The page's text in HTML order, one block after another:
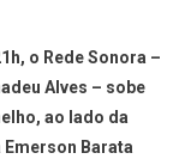
o Rede Sonora –
Alves – sobe
ao lado da
Barata